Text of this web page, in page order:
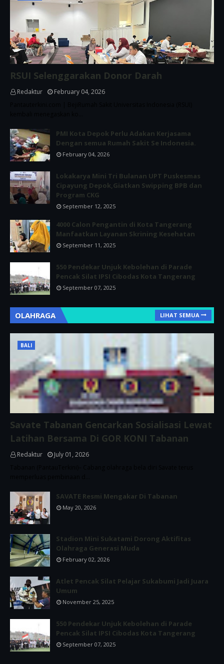
RSUI Selenggarakan Donor Darah
Redaktur
February 04, 2026
PMI Kota Depok Perlu Adakan Kerjasama
Dengan semua Rumah Sakit Se Indonesia.
February 04, 2026
Lokakarya Mini Tri Bulanan UPT Puskesmas
Cipayung Depok,Giatkan Swipping BPB dan
Program CKG
September 12, 2025
4000 Calon Pengantin di Kota Tangerang
Manfaatkan Layanan Skrining Kesehatan
September 11, 2025
550 Pendekar Unjuk Kebolehan di Parade
Pencak Silat IPSI Cibodas Kota Tangerang
September 07, 2025
OLAHRAGA LIHAT SEMUA
BALI
Savate Tabanan Gencarkan Sosialisasi Lewat
Latihan Bersama Di GOR KONI Tabanan
Redaktur
July 01, 2026
SAVATE Resmi Mengakar Di Tabanan
May 20, 2026
Stadion Mini Sukatami Dorong Aktifitas
Olahraga Generasi Muda
February 02, 2026
Atlet Pencak Silat Pelajar Sukabumi Jadi Juara
Umum
November 25, 2025
550 Pendekar Unjuk Kebolehan di Parade
Pencak Silat IPSI Cibodas Kota Tangerang
September 07, 2025